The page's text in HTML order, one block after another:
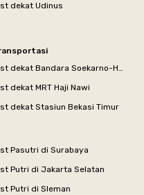
dekat Udinus
Kost dekat Bandara Soekarno-Hatta
dekat MRT Haji Nawi
dekat Stasiun Bekasi Timur
Pasutri di Surabaya
Putri di Jakarta Selatan
Putri di Sleman